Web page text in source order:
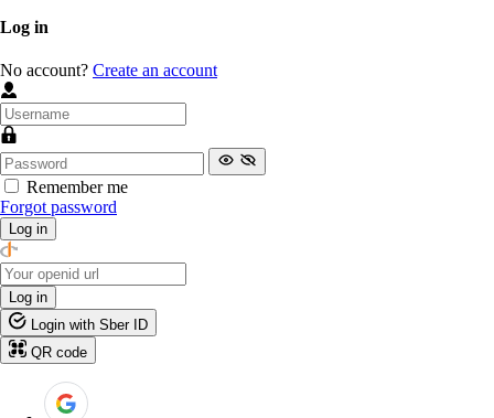
Log in
No account? Create an account
Remember me
Forgot password
Log in
Log in
Login with Sber ID
QR code